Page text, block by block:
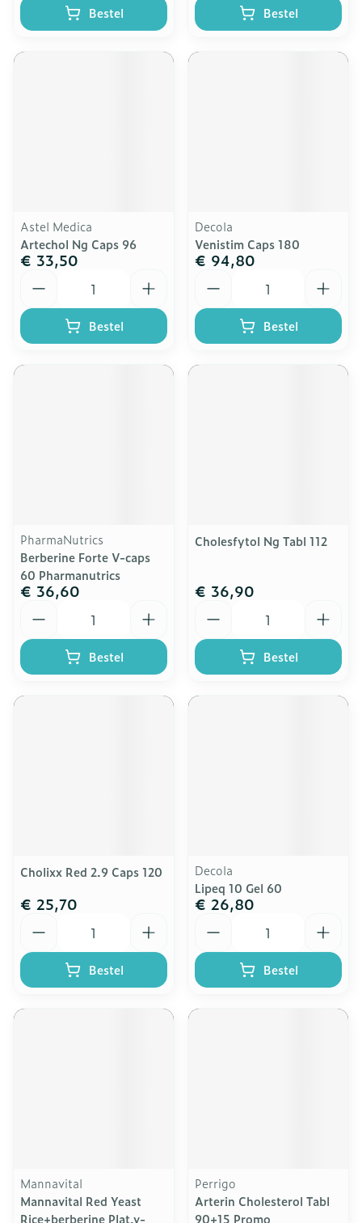
Bestel Bestel
Astel Medica
Artechol Ng Caps 96
€ 33,50
Bestel
Decola
Venistim Caps 180
€ 94,80
Bestel
PharmaNutrics
Berberine Forte V-caps
60 Pharmanutrics
€ 36,60
Bestel
Cholesfytol Ng Tabl 112
€ 36,90
Bestel
Cholixx Red 2.9 Caps 120
€ 25,70
Bestel
Decola
Lipeq 10 Gel 60
€ 26,80
Bestel
Mannavital
Mannavital Red Yeast
Rice+berberine Plat.v-
Perrigo
Arterin Cholesterol Tabl
90+15 Promo